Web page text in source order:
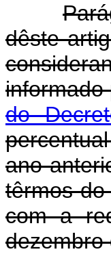
dêste
informado
do
ano
têrmos
com a
dezembro